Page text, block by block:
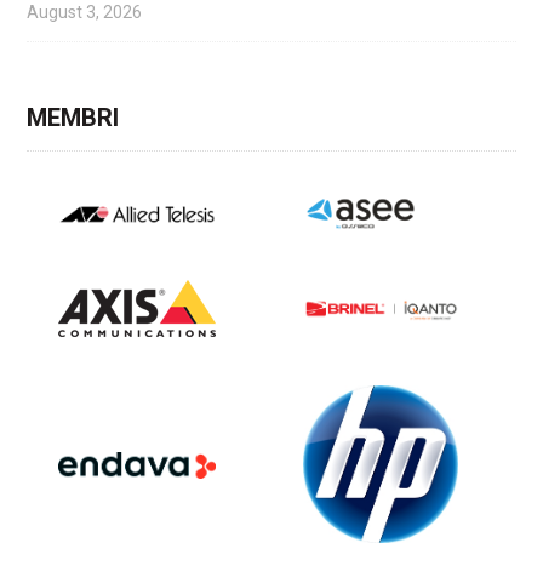
August 3, 2026
MEMBRI